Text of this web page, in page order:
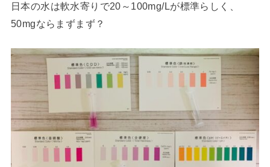
日本の水は軟水寄りで20～100mg/Lが標準らしく、
50mgならまずまず？